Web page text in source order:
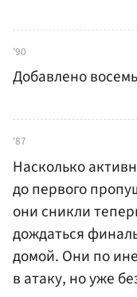
'90
Добавлено
'87
Насколько
до первого
они сникли
дождаться
домой. Они по
в атаку, но уже